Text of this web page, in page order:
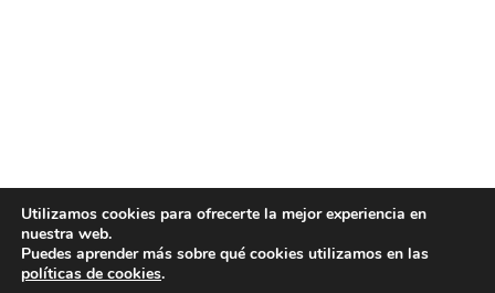
Utilizamos cookies para ofrecerte la mejor experiencia en
nuestra web.
Puedes aprender más sobre qué cookies utilizamos en las
políticas de cookies.